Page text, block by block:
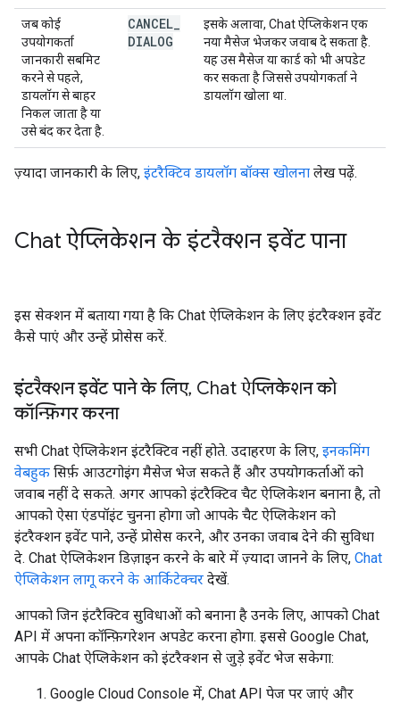
जब कोई
उपयोगकर्ता
जानकारी सबमिट
करने से पहले,
डायलॉग से बाहर
निकल जाता है या
उसे बंद कर देता है.
CANCEL
DIALOG
इसके अलावा, Chat ऐप्लिकेशन एक
नया मैसेज भेजकर जवाब दे सकता है.
यह उस मैसेज या कार्ड को भी अपडेट
कर सकता है जिससे उपयोगकर्ता ने
डायलॉग खोला था.
ज़्यादा जानकारी के लिए, इंटरैक्टिव डायलॉग बॉक्स खोलना लेख पढ़ें.
Chat ऐप्लिकेशन के इंटरैक्शन इवेंट पाना
इस सेक्शन में बताया गया है कि Chat ऐप्लिकेशन के लिए इंटरैक्शन इवेंट
कैसे पाएं और उन्हें प्रोसेस करें.
इंटरैक्शन इवेंट पाने के लिए, Chat ऐप्लिकेशन को
कॉन्फ़िगर करना
सभी Chat ऐप्लिकेशन इंटरैक्टिव नहीं होते. उदाहरण के लिए, इनकमिंग
वेबहुक सिर्फ़ आउटगोइंग मैसेज भेज सकते हैं और उपयोगकर्ताओं को
जवाब नहीं दे सकते. अगर आपको इंटरैक्टिव चैट ऐप्लिकेशन बनाना है, तो
आपको ऐसा एंडपॉइंट चुनना होगा जो आपके चैट ऐप्लिकेशन को
इंटरैक्शन इवेंट पाने, उन्हें प्रोसेस करने, और उनका जवाब देने की सुविधा
दे. Chat ऐप्लिकेशन डिज़ाइन करने के बारे में ज़्यादा जानने के लिए, Chat
ऐप्लिकेशन लागू करने के आर्किटेक्चर देखें.
आपको जिन इंटरैक्टिव सुविधाओं को बनाना है उनके लिए, आपको Chat
API में अपना कॉन्फ़िगरेशन अपडेट करना होगा. इससे Google Chat,
आपके Chat ऐप्लिकेशन को इंटरैक्शन से जुड़े इवेंट भेज सकेगा:
Google Cloud Console में, Chat API पेज पर जाएं और